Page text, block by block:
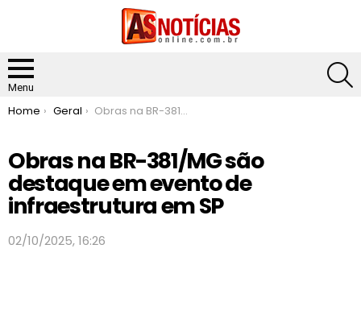
Menu
You are here:
Home Geral Obras na BR-381/MG são destaque em evento de infraestrutura em SP
Obras na BR-381/MG são
destaque em evento de
infraestrutura em SP
02/10/2025, 16:26